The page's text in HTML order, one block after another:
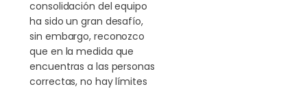
consolidación del equipo
ha sido un gran desafío,
sin embargo, reconozco
que en la medida que
encuentras a las personas
correctas, no hay límites